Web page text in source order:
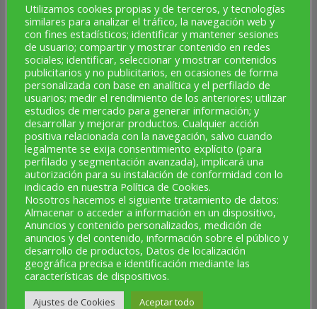
DEPORTES
Calahorra acoge los Campeonatos de España de
Triatlón Cros, Acuatlón y Duatlón Cros el 25 y 26 de
julio
Utilizamos cookies propias y de terceros, y tecnologías
similares para analizar el tráfico, la navegación web y
con fines estadísticos; identificar y mantener sesiones
de usuario; compartir y mostrar contenido en redes
sociales; identificar, seleccionar y mostrar contenidos
publicitarios y no publicitarios, en ocasiones de forma
personalizada con base en analítica y el perfilado de
usuarios; medir el rendimiento de los anteriores; utilizar
estudios de mercado para generar información; y
desarrollar y mejorar productos. Cualquier acción
positiva relacionada con la navegación, salvo cuando
legalmente se exija consentimiento explícito (para
perfilado y segmentación avanzada), implicará una
autorización para su instalación de conformidad con lo
indicado en nuestra Política de Cookies.
Nosotros hacemos el siguiente tratamiento de datos:
Almacenar o acceder a información en un dispositivo,
Anuncios y contenido personalizados, medición de
anuncios y del contenido, información sobre el público y
desarrollo de productos, Datos de localización
geográfica precisa e identificación mediante las
características de dispositivos.
Ajustes de Cookies Aceptar todo